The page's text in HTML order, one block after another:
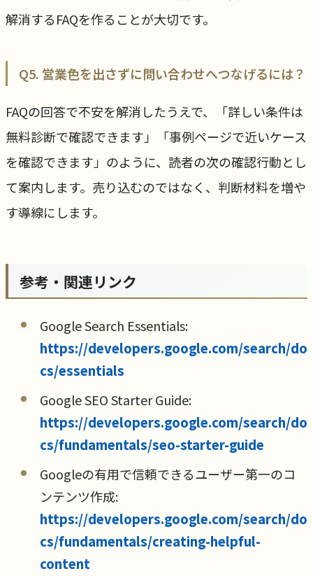
解消するFAQを作ることが大切です。
Q5. 営業色を出さずに問い合わせへつなげるには？
FAQの回答で不安を解消したうえで、「詳しい条件は
無料診断で確認できます」「事例ページで近いケース
を確認できます」のように、読者の次の確認行動とし
て案内します。売り込むのではなく、判断材料を増や
す導線にします。
参考・関連リンク
Google Search Essentials:
https://developers.google.com/search/do
cs/essentials
Google SEO Starter Guide:
https://developers.google.com/search/do
cs/fundamentals/seo-starter-guide
Googleの有用で信頼できるユーザー第一のコ
ンテンツ作成:
https://developers.google.com/search/do
cs/fundamentals/creating-helpful-
content